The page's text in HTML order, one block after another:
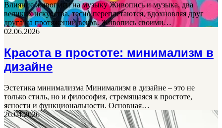
Влияние живописи на музыку Живопись и музыка, два
великих искусства, тесно переплетаются, вдохновляя друг
друга на протяжении веков. Живопись своими…
02.06.2026
Красота в простоте: минимализм в
дизайне
Эстетика минимализма Минимализм в дизайне – это не
только стиль, но и философия, стремящаяся к простоте,
ясности и функциональности. Основная…
26.04.2026